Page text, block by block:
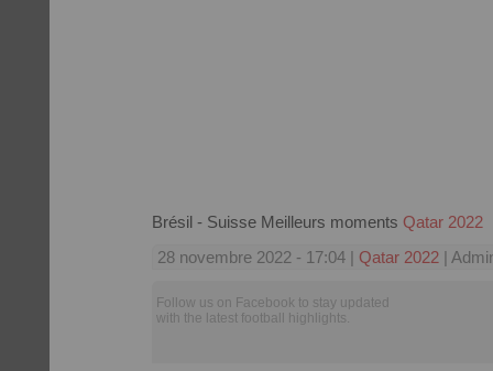
Brésil - Suisse Meilleurs moments Qatar 2022
28 novembre 2022 - 17:04 | Qatar 2022 |
Follow us on Facebook to stay updated
with the latest football highlights.